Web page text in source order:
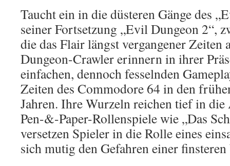
Taucht ein in die düsteren Gänge des
seiner Fortsetzung „Evil Dungeon 2“,
die das Flair längst vergangener Zeiten
Dungeon-Crawler erinnern in ihrer
einfachen, dennoch fesselnden
Zeiten des Commodore 64 in den
Jahren. Ihre Wurzeln reichen tief in die
Pen-&-Paper-Rollenspiele wie „Das
versetzen Spieler in die Rolle eines
sich mutig den Gefahren einer